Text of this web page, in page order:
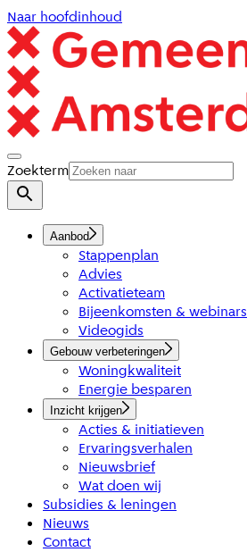
Naar hoofdinhoud
Zoekterm
Aanbod
Stappenplan
Advies
Activatieteam
Bijeenkomsten & webinars
Videogids
Gebouw verbeteringen
Woningkwaliteit
Energie besparen
Inzicht krijgen
Acties & initiatieven
Ervaringsverhalen
Nieuwsbrief
Wat doen wij
Subsidies & leningen
Nieuws
Contact